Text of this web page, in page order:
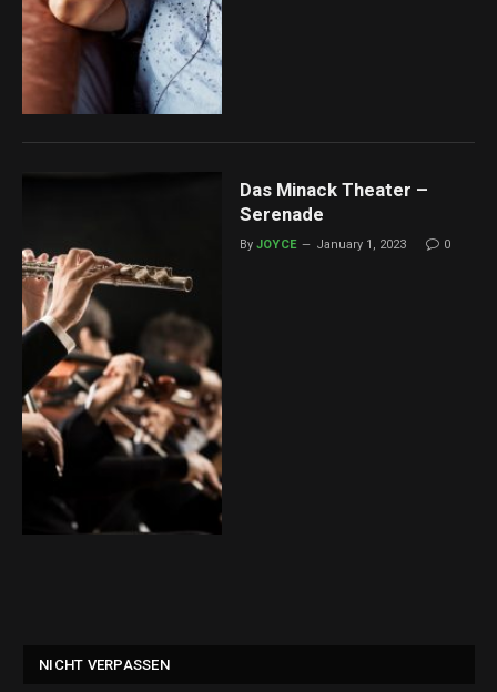
Das Minack Theater –
Serenade
By JOYCE January 1, 2023 0
NICHT VERPASSEN